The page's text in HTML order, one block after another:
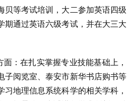
贝等考试培训，大二参加英语四级
期通过英语六级考试，并在大三大
：在扎实掌握专业技能基础上，
子阅览室、泰安市新华书店购书等
地理信息系统科学的相关学科，